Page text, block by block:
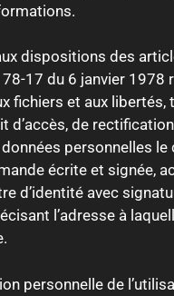
dispositions des
17 du 6 janvier 1978
fichiers et aux
d’accès, de
personnelles le
écrite et signée,
d’identité avec
l’adresse à
personnelle de